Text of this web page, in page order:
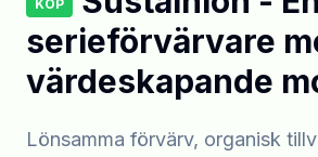
KÖP
serieförvärvare
värdeskapande
Lönsamma förvärv, organisk